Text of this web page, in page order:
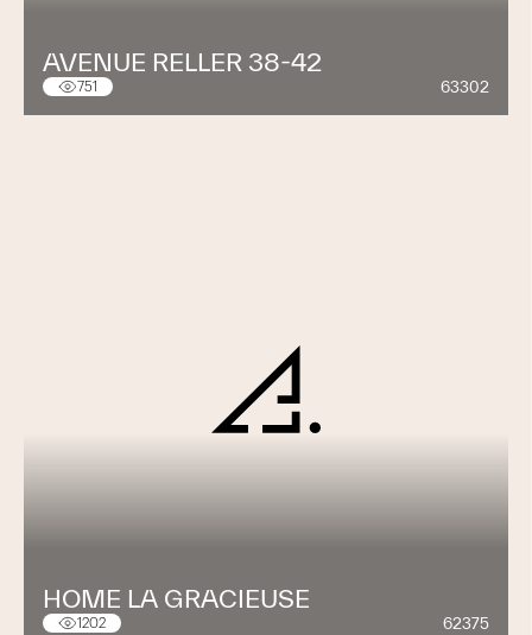
AVENUE RELLER 38-42
751 63302
HOME LA GRACIEUSE
1202 62375